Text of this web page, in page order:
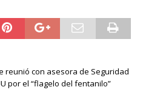
reunió con asesora de Seguridad
por el “flagelo del fentanilo”